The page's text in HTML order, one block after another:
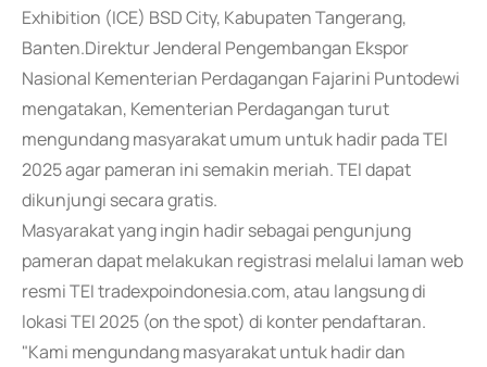
Exhibition (ICE) BSD City, Kabupaten Tangerang,
Banten.Direktur Jenderal Pengembangan Ekspor
Nasional Kementerian Perdagangan Fajarini Puntodewi
mengatakan, Kementerian Perdagangan turut
mengundang masyarakat umum untuk hadir pada TEI
2025 agar pameran ini semakin meriah. TEI dapat
dikunjungi secara gratis.
Masyarakat yang ingin hadir sebagai pengunjung
pameran dapat melakukan registrasi melalui laman web
resmi TEI tradexpoindonesia.com, atau langsung di
lokasi TEI 2025 (on the spot) di konter pendaftaran.
"Kami mengundang masyarakat untuk hadir dan